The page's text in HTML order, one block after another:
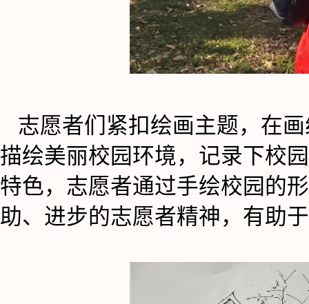
志愿者们紧扣绘画主题，在
描绘美丽校园环境，记录下校
特色，志愿者通过手绘校园的
助、进步的志愿者精神，有助